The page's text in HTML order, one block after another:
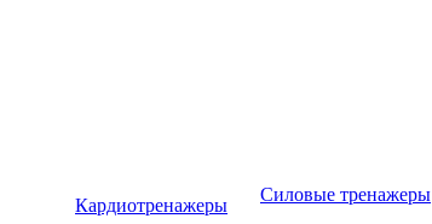
Кардиотренажеры
Силовые тренажеры